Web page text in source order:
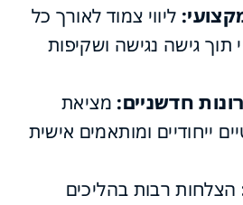
ושות':
בתחום
ליווי צמוד לאורך כל
גישה נגישה ושקיפות
חדשניים: מציאת
ייחודיים ומותאמים אישית
הצלחות רבות בהליכים